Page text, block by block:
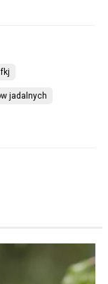
fkj
jadalnych